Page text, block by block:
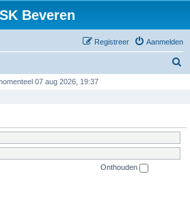
SK Beveren
Aanmelden
Registreer
07 aug 2026, 19:37
Onthouden